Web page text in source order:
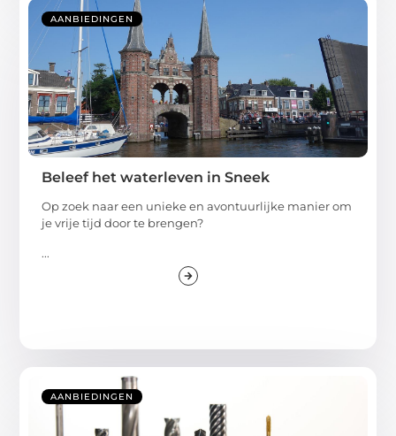
AANBIEDINGEN
Beleef het waterleven in Sneek
Op zoek naar een unieke en avontuurlijke manier om
je vrije tijd door te brengen?
...
AANBIEDINGEN